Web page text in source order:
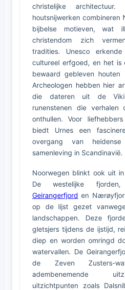
christelijke architectuur.
houtsnijwerken combineren
bijbelse motieven, wat
christendom zich
tradities. Unesco
cultureel erfgoed, en het is
bewaard gebleven houten
Archeologen hebben hier
die dateren uit de
runenstenen die verhalen
onthullen. Voor
biedt Urnes een
overgang van
samenleving in Scandinavië.
Noorwegen blinkt ook uit
De westelijke
Geirangerfjord en
op de lijst gezet
landschappen. Deze
gletsjers tijdens de ijstijd,
diep en worden omringd
watervallen. De
de Zeven Zusters-
adembenemende
uitzichtpunten zoals